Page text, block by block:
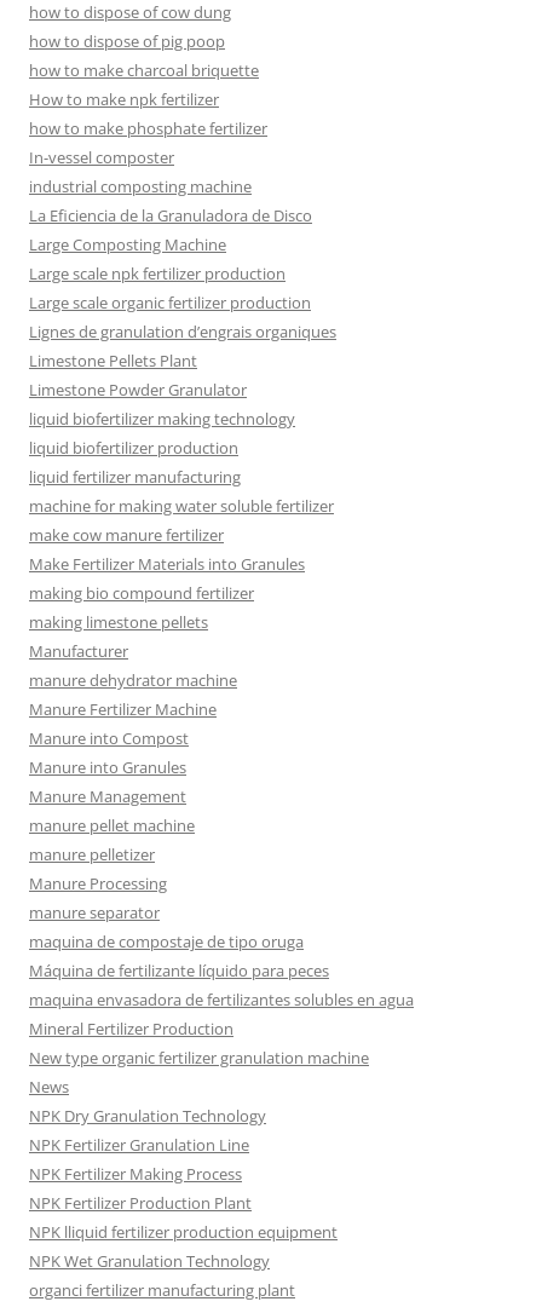
how to dispose of cow dung
how to dispose of pig poop
how to make charcoal briquette
How to make npk fertilizer
how to make phosphate fertilizer
In-vessel composter
industrial composting machine
La Eficiencia de la Granuladora de Disco
Large Composting Machine
Large scale npk fertilizer production
Large scale organic fertilizer production
Lignes de granulation d’engrais organiques
Limestone Pellets Plant
Limestone Powder Granulator
liquid biofertilizer making technology
liquid biofertilizer production
liquid fertilizer manufacturing
machine for making water soluble fertilizer
make cow manure fertilizer
Make Fertilizer Materials into Granules
making bio compound fertilizer
making limestone pellets
Manufacturer
manure dehydrator machine
Manure Fertilizer Machine
Manure into Compost
Manure into Granules
Manure Management
manure pellet machine
manure pelletizer
Manure Processing
manure separator
maquina de compostaje de tipo oruga
Máquina de fertilizante líquido para peces
maquina envasadora de fertilizantes solubles en agua
Mineral Fertilizer Production
New type organic fertilizer granulation machine
News
NPK Dry Granulation Technology
NPK Fertilizer Granulation Line
NPK Fertilizer Making Process
NPK Fertilizer Production Plant
NPK lliquid fertilizer production equipment
NPK Wet Granulation Technology
organci fertilizer manufacturing plant